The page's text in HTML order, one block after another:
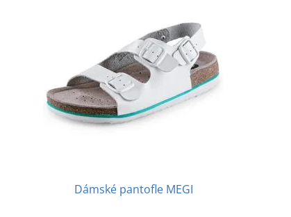
Dámské pantofle MEGI